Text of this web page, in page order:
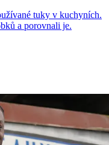
tuky v kuchyních.
a porovnali je.